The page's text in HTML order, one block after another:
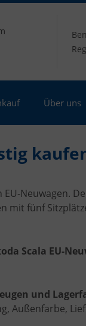
Über uns
Neuwagen.
mit fünf
Scala EU-
und
Außenfarbe,